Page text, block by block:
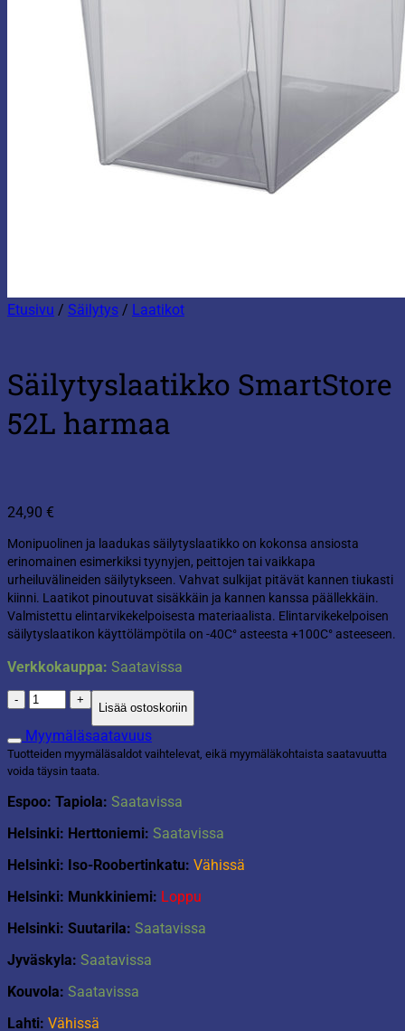
Etusivu / Säilytys / Laatikot
Säilytyslaatikko SmartStore
52L harmaa
24,90 €
Monipuolinen ja laadukas säilytyslaatikko on kokonsa ansiosta
erinomainen esimerkiksi tyynyjen, peittojen tai vaikkapa
urheiluvälineiden säilytykseen. Vahvat sulkijat pitävät kannen tiukasti
kiinni. Laatikot pinoutuvat sisäkkäin ja kannen kanssa päällekkäin.
Valmistettu elintarvikekelpoisesta materiaalista. Elintarvikekelpoisen
säilytyslaatikon käyttölämpötila on -40C° asteesta +100C° asteeseen.
Verkkokauppa: Saatavissa
Säilytyslaatikko
SmartStore
52L
harmaa
määrä
Lisää ostoskoriin
Myymäläsaatavuus
Tuotteiden myymäläsaldot vaihtelevat, eikä myymäläkohtaista saatavuutta
voida täysin taata.
Espoo: Tapiola: Saatavissa
Helsinki: Herttoniemi: Saatavissa
Helsinki: Iso-Roobertinkatu: Vähissä
Helsinki: Munkkiniemi: Loppu
Helsinki: Suutarila: Saatavissa
Jyväskyla: Saatavissa
Kouvola: Saatavissa
Lahti: Vähissä